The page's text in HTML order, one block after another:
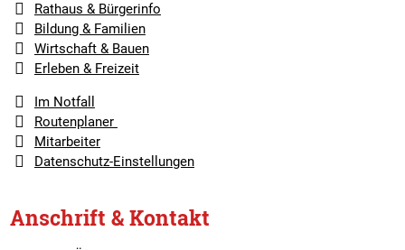
Rathaus & Bürgerinfo
Bildung & Familien
Wirtschaft & Bauen
Erleben & Freizeit
Im Notfall
Routenplaner
Mitarbeiter
Datenschutz-Einstellungen
Anschrift & Kontakt